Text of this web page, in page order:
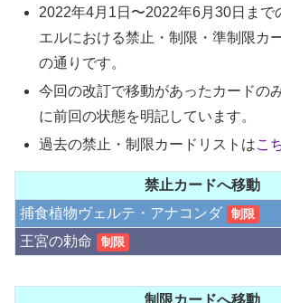
2022年4月1日〜2022年6月30日まで
エルにおける禁止・制限・準制限カ
の通りです。
今回の改訂で移動があったカードの
に前回の状態を明記しています。
過去の禁止・制限カードリストはこ
禁止カードへ移動
捕食植物ヴェルテ・アナコンダ
制限
王宮の勅命 制限
制限カードへ移動